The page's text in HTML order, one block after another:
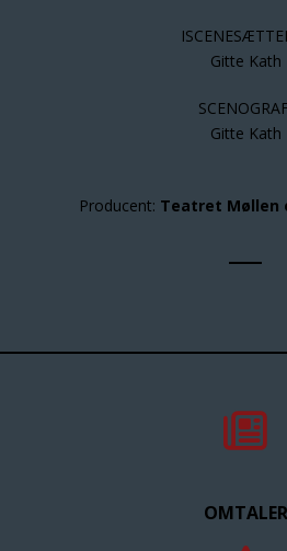
Gitte Kath
Gitte Kath
Producent: Teatret Møllen
OMTALER